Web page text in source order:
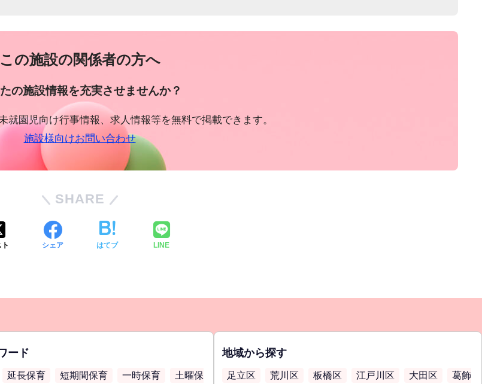
この施設の関係者の方へ
の施設情報を充実させませんか？
就園児向け行事情報、求人情報等を無料で掲載できます。
施設様向けお問い合わせ
SHARE
シェア はてブ LINE
ード
延長保育 短期間保育 一時保育 土曜保
地域から探す
足立区 荒川区 板橋区 江戸川区 大田区 葛飾